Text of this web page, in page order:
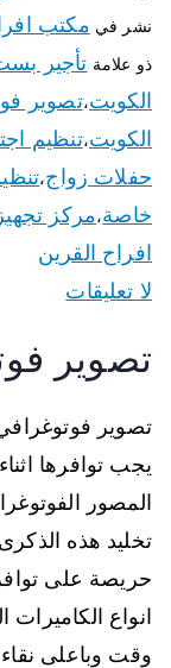
نشر في مكتب
ذو علامة تأجير
الكويت،تصوير
الكويت،تنظيم
حفلات زواج،
خاصة،مركز
افراح القرين
لا تعليقات
تصوير
تصوير
يجب توافرها
المصور
تخليد هذه
حريصة على
انواع
وقت وباعلى